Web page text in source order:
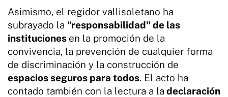
Asimismo, el regidor vallisoletano ha
subrayado la "responsabilidad" de las
instituciones en la promoción de la
convivencia, la prevención de cualquier forma
de discriminación y la construcción de
espacios seguros para todos. El acto ha
contado también con la lectura a la declaración